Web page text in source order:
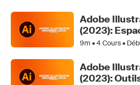
Adobe
(2023):
9m •4Cours •
Adobe
(2023):